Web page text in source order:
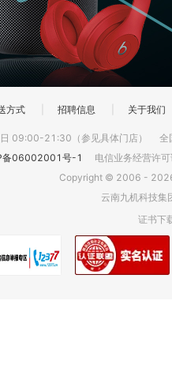
方式 招聘信息 关于我们
09:00-21:30（参见具体门店） 全
备06002001号-1
电信业务经营许可
Copyright © 2006 -
云南九机科技集
证书下